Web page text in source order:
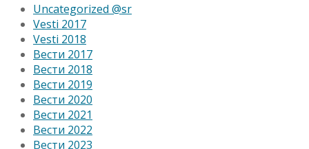
Uncategorized @sr
Vesti 2017
Vesti 2018
Вести 2017
Вести 2018
Вести 2019
Вести 2020
Вести 2021
Вести 2022
Вести 2023